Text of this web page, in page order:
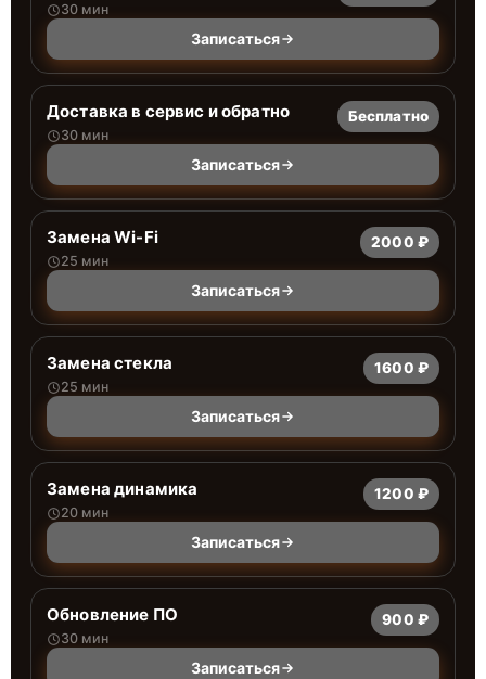
30 мин
Записаться
Доставка в сервис и обратно
30 мин
Бесплатно
Записаться
Замена Wi-Fi
25 мин
2000 ₽
Записаться
Замена стекла
25 мин
1600 ₽
Записаться
Замена динамика
20 мин
1200 ₽
Записаться
Обновление ПО
30 мин
900 ₽
Записаться